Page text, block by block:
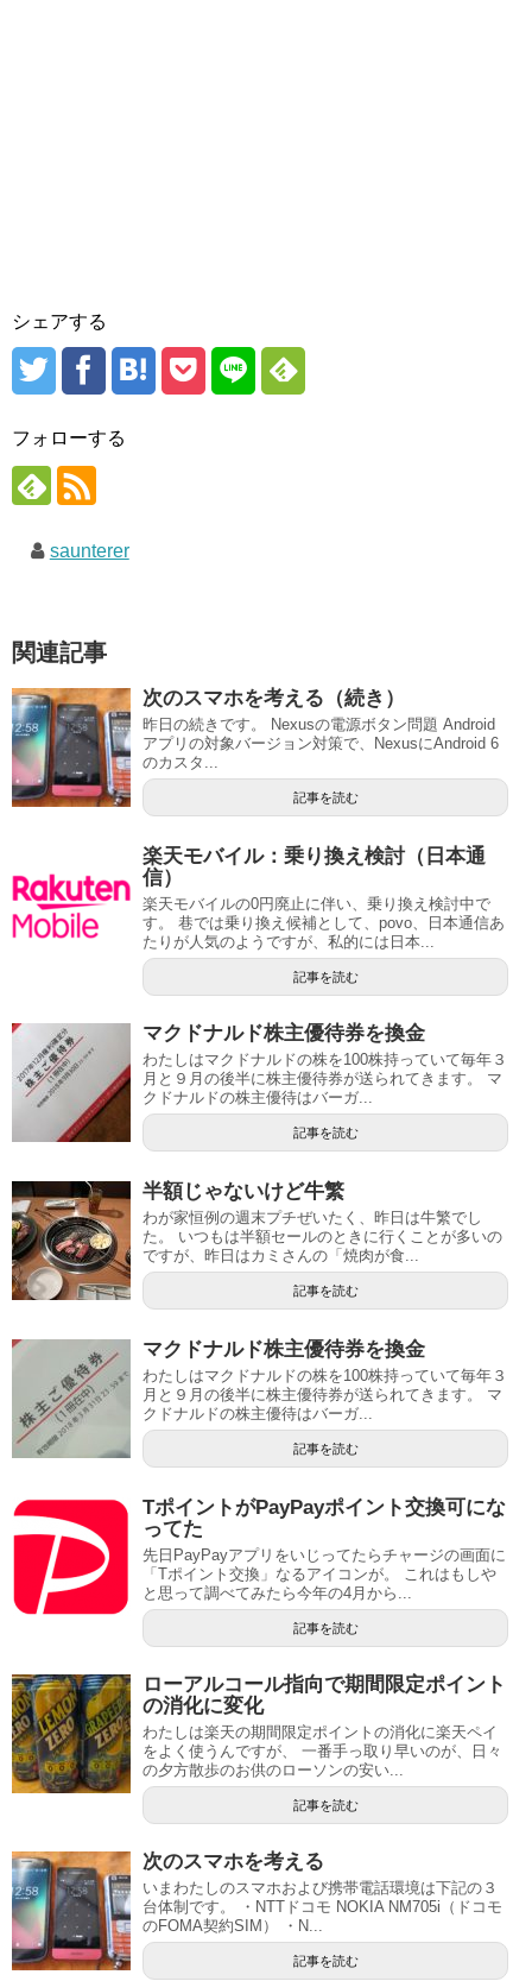
シェアする
フォローする
saunterer
関連記事
次のスマホを考える（続き）
昨日の続きです。 Nexusの電源ボタン問題 Android
アプリの対象バージョン対策で、NexusにAndroid 6
のカスタ...
記事を読む
楽天モバイル：乗り換え検討（日本通
信）
楽天モバイルの0円廃止に伴い、乗り換え検討中で
す。 巷では乗り換え候補として、povo、日本通信あ
たりが人気のようですが、私的には日本...
記事を読む
マクドナルド株主優待券を換金
わたしはマクドナルドの株を100株持っていて毎年３
月と９月の後半に株主優待券が送られてきます。 マ
クドナルドの株主優待はバーガ...
記事を読む
半額じゃないけど牛繁
わが家恒例の週末プチぜいたく、昨日は牛繁でし
た。 いつもは半額セールのときに行くことが多いの
ですが、昨日はカミさんの「焼肉が食...
記事を読む
マクドナルド株主優待券を換金
わたしはマクドナルドの株を100株持っていて毎年３
月と９月の後半に株主優待券が送られてきます。 マ
クドナルドの株主優待はバーガ...
記事を読む
TポイントがPayPayポイント交換可にな
ってた
先日PayPayアプリをいじってたらチャージの画面に
「Tポイント交換」なるアイコンが。 これはもしや
と思って調べてみたら今年の4月から...
記事を読む
ローアルコール指向で期間限定ポイント
の消化に変化
わたしは楽天の期間限定ポイントの消化に楽天ペイ
をよく使うんですが、 一番手っ取り早いのが、日々
の夕方散歩のお供のローソンの安い...
記事を読む
次のスマホを考える
いまわたしのスマホおよび携帯電話環境は下記の３
台体制です。 ・NTTドコモ NOKIA NM705i（ドコモ
のFOMA契約SIM） ・N...
記事を読む